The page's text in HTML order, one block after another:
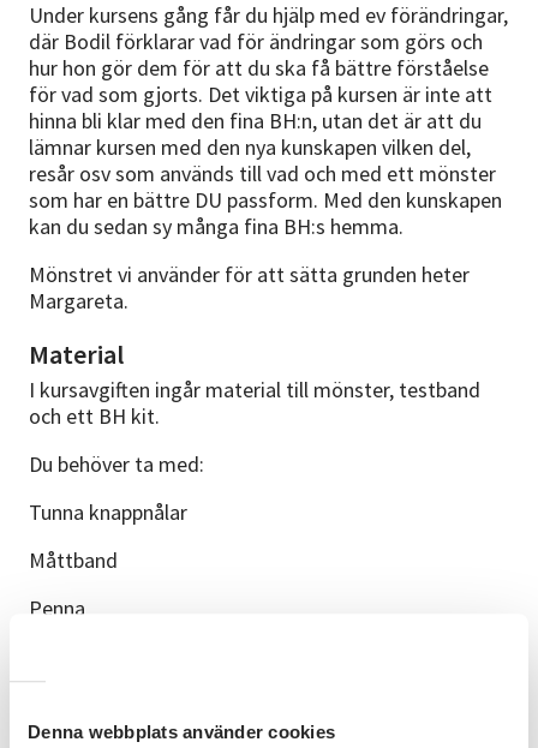
Denna webbplats använder cookies
Under kursens gång får du hjälp med ev förändringar,
där Bodil förklarar vad för ändringar som görs och
hur hon gör dem för att du ska få bättre förståelse
för vad som gjorts. Det viktiga på kursen är inte att
hinna bli klar med den fina BH:n, utan det är att du
lämnar kursen med den nya kunskapen vilken del,
resår osv som används till vad och med ett mönster
som har en bättre DU passform. Med den kunskapen
kan du sedan sy många fina BH:s hemma.
Mönstret vi använder för att sätta grunden heter
Margareta.
Material
I kursavgiften ingår material till mönster, testband
och ett BH kit.
Du behöver ta med:
Tunna knappnålar
Måttband
Penna